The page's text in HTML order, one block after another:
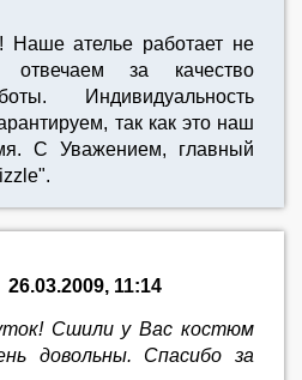
Наше ателье работает не
за качество
Индивидуальность
так как это наш
С Уважением, главный
26.03.2009, 11:14
Сшили у Вас костюм
довольны. Спасибо за